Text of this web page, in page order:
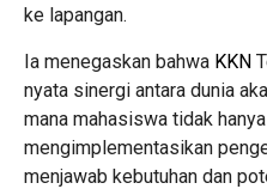
ke lapangan.
Ia menegaskan bahwa KKN
nyata sinergi antara dunia
mana mahasiswa tidak
mengimplementasikan
menjawab kebutuhan dan